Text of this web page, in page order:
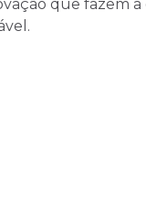
que fazem